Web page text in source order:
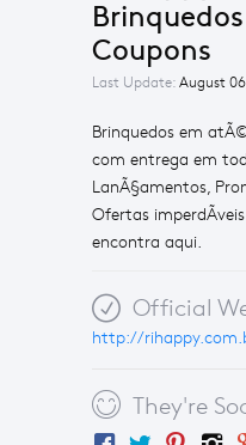
Brinquedos
Coupons
Last Update: August
Brinquedos em
com entrega em
LanÃ§amentos,
Ofertas
encontra aqui.
Official
http://
They're